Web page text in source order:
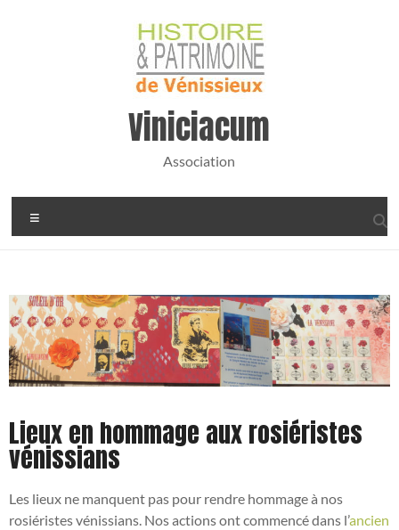
Viniciacum
Association
Lieux en hommage aux rosiéristes
vénissians
Les lieux ne manquent pas pour rendre hommage à nos
rosiéristes vénissians. Nos actions ont commencé dans l’ancien